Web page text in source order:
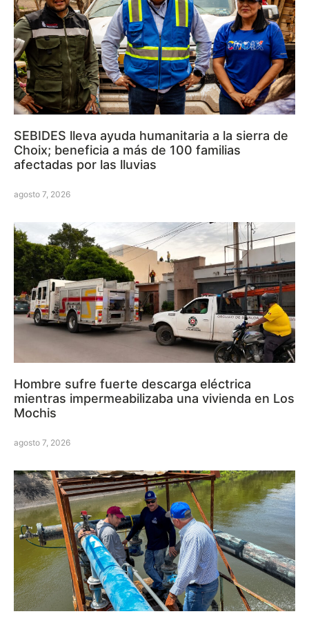
SEBIDES lleva ayuda humanitaria a la sierra de
Choix; beneficia a más de 100 familias
afectadas por las lluvias
agosto 7, 2026
Hombre sufre fuerte descarga eléctrica
mientras impermeabilizaba una vivienda en Los
Mochis
agosto 7, 2026